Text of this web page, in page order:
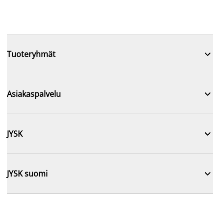
Tuoteryhmät 
Asiakaspalvelu 
JYSK 
JYSK suomi 